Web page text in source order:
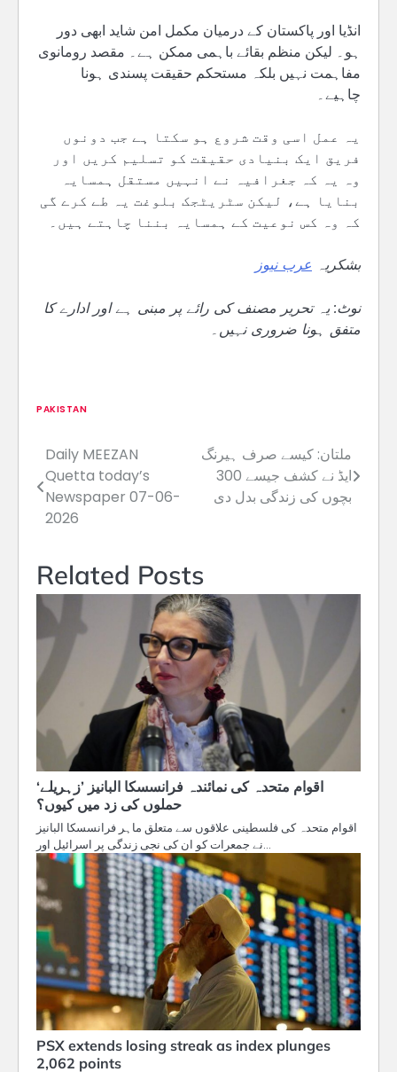
انڈیا اور پاکستان کے درمیان مکمل امن شاید ابھی دور
ہو۔ لیکن منظم بقائے باہمی ممکن ہے۔ مقصد رومانوی
مفاہمت نہیں بلکہ مستحکم حقیقت پسندی ہونا
چاہیے۔
یہ عمل اسی وقت شروع ہو سکتا ہے جب دونوں
فریق ایک بنیادی حقیقت کو تسلیم کریں اور
وہ یہ کہ جغرافیہ نے انہیں مستقل ہمسایہ
بنایا ہے، لیکن سٹریٹجک بلوغت یہ طے کرے گی
کہ وہ کس نوعیت کے ہمسایہ بننا چاہتے ہیں۔
بشکریہ عرب نیوز
نوٹ: یہ تحریر مصنف کی رائے پر مبنی ہے اور ادارے کا
متفق ہونا ضروری نہیں۔
PAKISTAN
Post
navigation
Daily MEEZAN
Quetta today’s
Newspaper 07-06-
2026
ملتان: کیسے صرف ہیرنگ
ایڈ نے کشف جیسے 300
بچوں کی زندگی بدل دی
Related Posts
اقوام متحدہ کی نمائندہ فرانسسکا البانیز ’زہریلے‘
حملوں کی زد میں کیوں؟
اقوام متحدہ کی فلسطینی علاقوں سے متعلق ماہر فرانسسکا البانیز
نے جمعرات کو ان کی نجی زندگی پر اسرائیل اور…
PSX extends losing streak as index plunges
2,062 points